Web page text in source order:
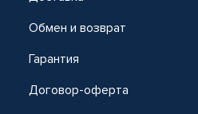
Обмен и возврат
Гарантия
Договор-оферта